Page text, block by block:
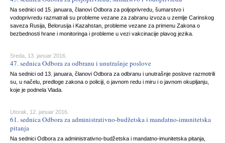
Na sednici od 15. januara, članovi Odbora za poljoprivredu, šumarstvo i
vodoprivredu razmatrali su probleme vezane za zabranu izvoza u zemlje Carinskog
saveza Rusija, Belorusija i Kazahstan, probleme vezane za primenu Zakona o
bezbednosti hrane i monitoringa i probleme u vezi vakcinacije plavog jezika.
Sreda, 13. januar 2016.
47. sednica Odbora za odbranu i unutrašnje poslove
Na sednici od 13. januara, članovi Odbora za odbranu i unutrašnje poslove razmotrili
su, u načelu, predloge zakona o policiji, o javnom redu i miru i o javnom okupljanju,
koje je podnela Vlada.
Utorak, 12. januar 2016.
61. sednica Odbora za administrativno-budžetska i mandatno-imunitetska
pitanja
Na sednici Odbora za administrativno-budžetska i mandatno-imunitetska pitanja,